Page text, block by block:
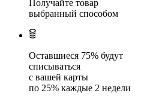
Получайте товар
выбранный способом
Оставшиеся 75% будут
списываться
с вашей карты
по 25% каждые 2 недели